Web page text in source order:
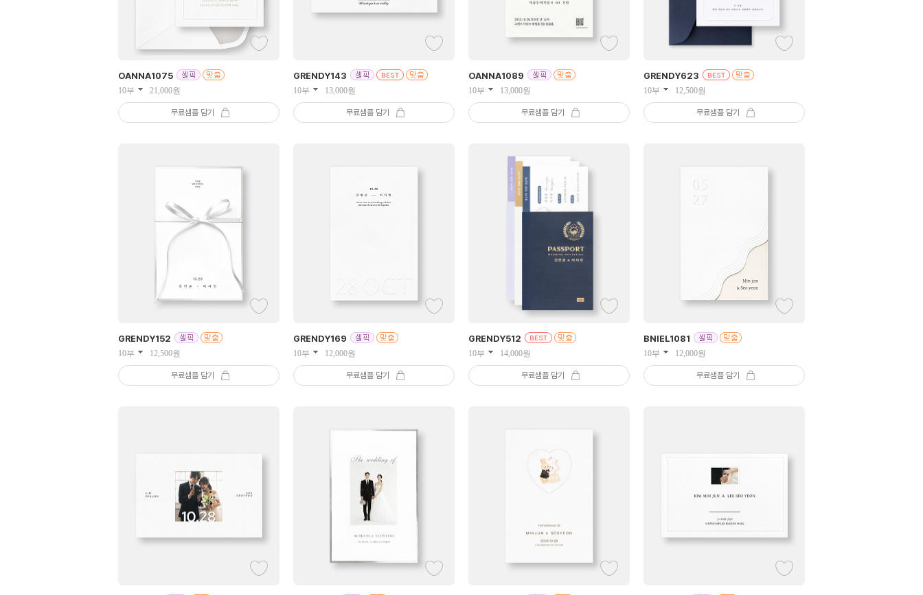
OANNA1075
10부 21,000원
무료샘플 담기
GRENDY143
10부 13,000원
무료샘플 담기
OANNA1089
10부 13,000원
무료샘플 담기
GRENDY623
10부 12,500원
무료샘플 담기
GRENDY152
10부 12,500원
무료샘플 담기
GRENDY169
10부 12,000원
무료샘플 담기
GRENDY512
10부 14,000원
무료샘플 담기
BNIEL1081
10부 12,000원
무료샘플 담기